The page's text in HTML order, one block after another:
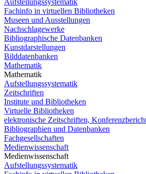
Aufstellungssystematik
Fachinfo in virtuellen Bibliotheken
Museen und Ausstellungen
Nachschlagewerke
Bibliographische Datenbanken
Kunstdarstellungen
Bilddatenbanken
Mathematik
Mathematik
Aufstellungssystematik
Zeitschriften
Institute und Bibliotheken
Virtuelle Bibliotheken
elektronische Zeitschriften,
Bibliographien und Datenbanken
Fachgesellschaften
Medienwissenschaft
Medienwissenschaft
Aufstellungssystematik